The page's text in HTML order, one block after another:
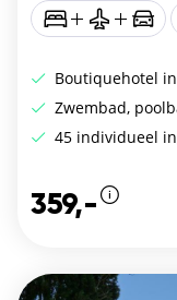
Boutiquehotel
Zwembad,
45 individueel
359,-